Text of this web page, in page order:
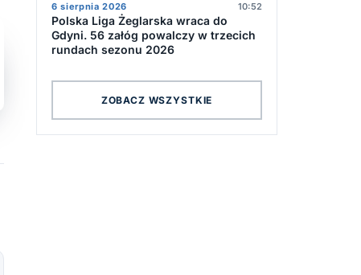
6 sierpnia 2026 10:52
Polska Liga Żeglarska wraca do
Gdyni. 56 załóg powalczy w trzecich
rundach sezonu 2026
ZOBACZ WSZYSTKIE